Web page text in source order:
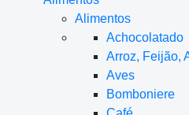
Alimentos
Achocolatado
Arroz, Feijão,
Aves
Bomboniere